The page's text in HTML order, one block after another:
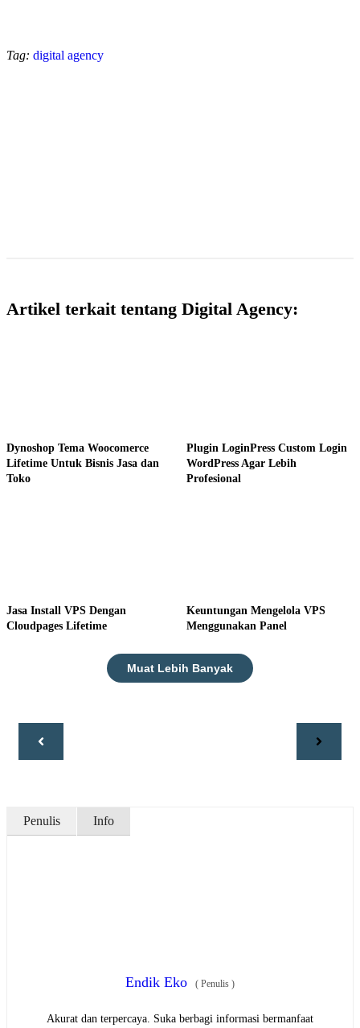
Tag: digital agency
Artikel terkait tentang Digital Agency:
Dynoshop Tema Woocomerce
Lifetime Untuk Bisnis Jasa dan
Toko
Plugin LoginPress Custom Login
WordPress Agar Lebih
Profesional
Jasa Install VPS Dengan
Cloudpages Lifetime
Keuntungan Mengelola VPS
Menggunakan Panel
Muat Lebih Banyak
Penulis Info
Endik Eko ( Penulis )
Akurat dan terpercaya. Suka berbagi informasi bermanfaat